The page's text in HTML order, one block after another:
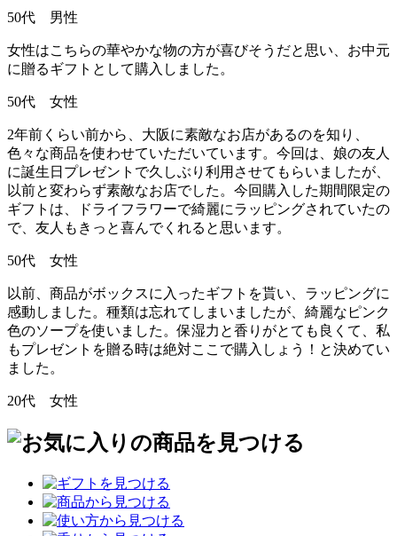
50代 男性
女性はこちらの華やかな物の方が喜びそうだと思い、お中元
に贈るギフトとして購入しました。
50代 女性
2年前くらい前から、大阪に素敵なお店があるのを知り、
色々な商品を使わせていただいています。今回は、娘の友人
に誕生日プレゼントで久しぶり利用させてもらいましたが、
以前と変わらず素敵なお店でした。今回購入した期間限定の
ギフトは、ドライフラワーで綺麗にラッピングされていたの
で、友人もきっと喜んでくれると思います。
50代 女性
以前、商品がボックスに入ったギフトを貰い、ラッピングに
感動しました。種類は忘れてしまいましたが、綺麗なピンク
色のソープを使いました。保湿力と香りがとても良くて、私
もプレゼントを贈る時は絶対ここで購入しょう！と決めてい
ました。
20代 女性